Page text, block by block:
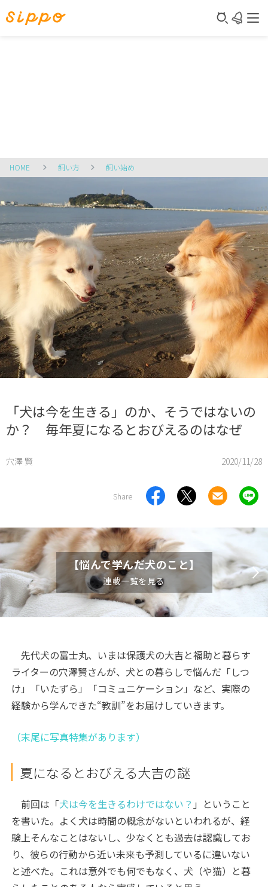
HOME 飼い方 飼い始め
「犬は今を生きる」のか、そうではないの
か？ 毎年夏になるとおびえるのはなぜ
穴澤 賢 2020/11/28
Share
【悩んで学んだ犬のこと】
連載一覧を見る
先代犬の富士丸、いまは保護犬の大吉と福助と暮らす
ライターの穴澤賢さんが、犬との暮らしで悩んだ「しつ
け」「いたずら」「コミュニケーション」など、実際の
経験から学んできた“教訓”をお届けしていきます。
（末尾に写真特集があります）
夏になるとおびえる大吉の謎
前回は「犬は今を生きるわけではない？ 」ということ
を書いた。よく犬は時間の概念がないといわれるが、経
験上そんなことはないし、少なくとも過去は認識してお
り、彼らの行動から近い未来も予測しているに違いない
と述べた。これは意外でも何でもなく、犬（や猫）と暮